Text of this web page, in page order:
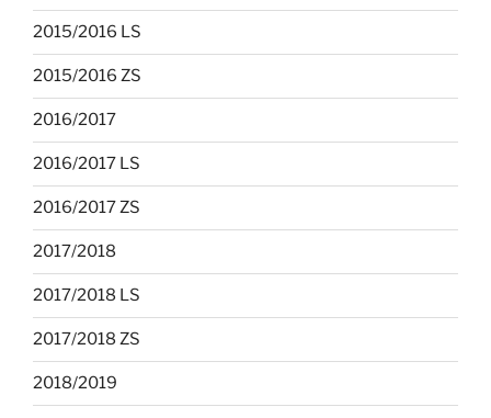
2015/2016 LS
2015/2016 ZS
2016/2017
2016/2017 LS
2016/2017 ZS
2017/2018
2017/2018 LS
2017/2018 ZS
2018/2019